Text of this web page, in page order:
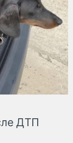
ДТП